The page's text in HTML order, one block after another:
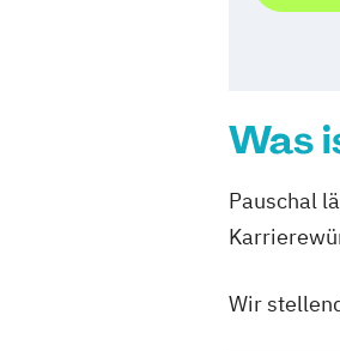
Was
Pauschal
Wir